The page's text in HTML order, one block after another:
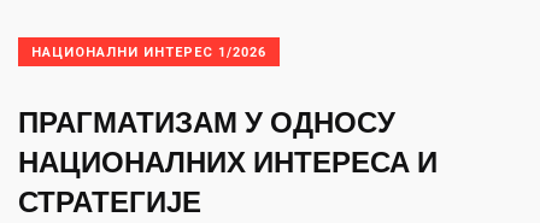
НАЦИОНАЛНИ ИНТЕРЕС 1/2026
ПРАГМАТИЗАМ У ОДНОСУ
НАЦИОНАЛНИХ ИНТЕРЕСА И
СТРАТЕГИЈЕ